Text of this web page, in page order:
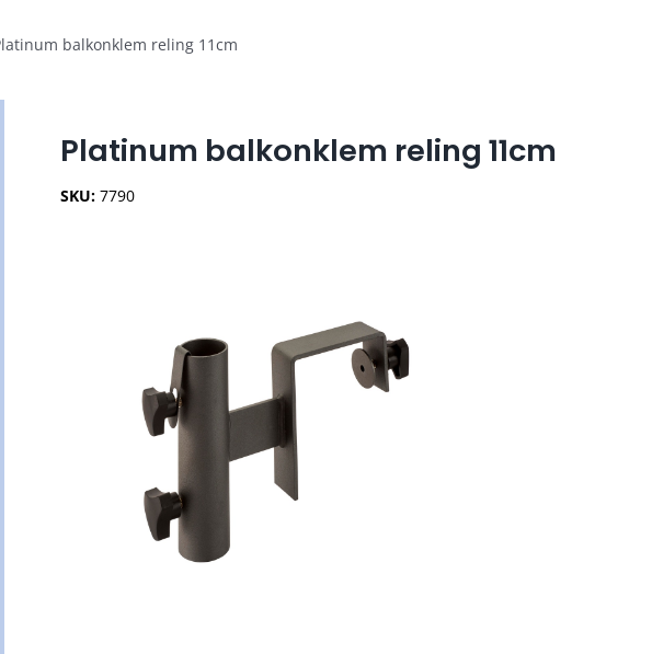
balkonklem reling 11cm
Platinum balkonklem reling 11cm
SKU:7790